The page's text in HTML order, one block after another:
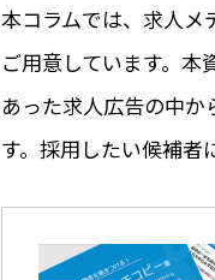
本コラムでは、求人メ
ご用意しています。
あった求人広告の中か
す。採用したい候補者